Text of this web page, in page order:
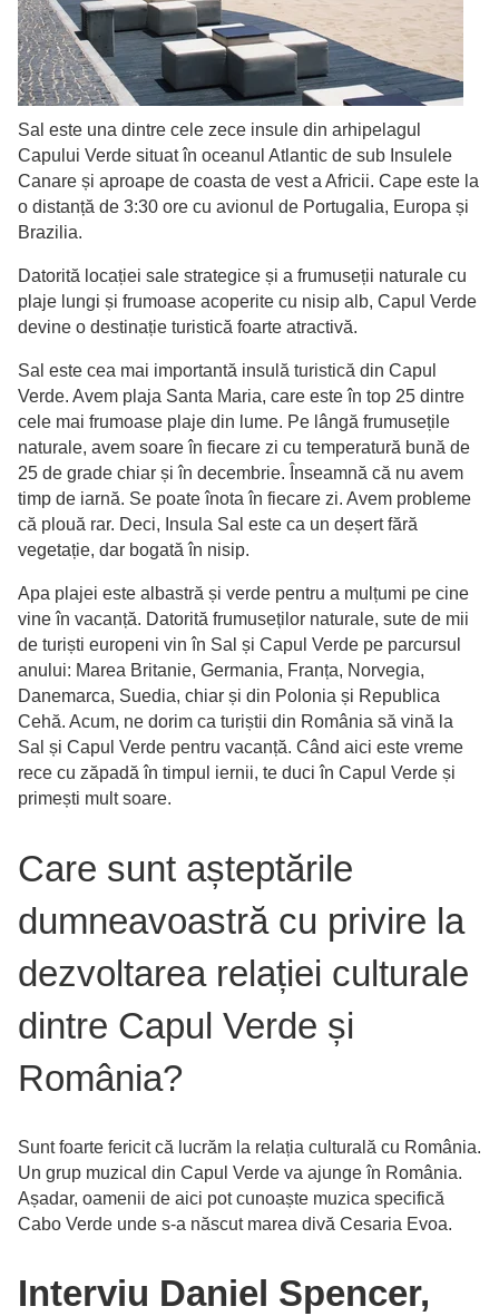
Sal este una dintre cele zece insule din arhipelagul
Capului Verde situat în oceanul Atlantic de sub Insulele
Canare și aproape de coasta de vest a Africii. Cape este la
o distanță de 3:30 ore cu avionul de Portugalia, Europa și
Brazilia.
Datorită locației sale strategice și a frumuseții naturale cu
plaje lungi și frumoase acoperite cu nisip alb, Capul Verde
devine o destinație turistică foarte atractivă.
Sal este cea mai importantă insulă turistică din Capul
Verde. Avem plaja Santa Maria, care este în top 25 dintre
cele mai frumoase plaje din lume. Pe lângă frumusețile
naturale, avem soare în fiecare zi cu temperatură bună de
25 de grade chiar și în decembrie. Înseamnă că nu avem
timp de iarnă. Se poate înota în fiecare zi. Avem probleme
că plouă rar. Deci, Insula Sal este ca un deșert fără
vegetație, dar bogată în nisip.
Apa plajei este albastră și verde pentru a mulțumi pe cine
vine în vacanță. Datorită frumuseților naturale, sute de mii
de turiști europeni vin în Sal și Capul Verde pe parcursul
anului: Marea Britanie, Germania, Franța, Norvegia,
Danemarca, Suedia, chiar și din Polonia și Republica
Cehă. Acum, ne dorim ca turiștii din România să vină la
Sal și Capul Verde pentru vacanță. Când aici este vreme
rece cu zăpadă în timpul iernii, te duci în Capul Verde și
primești mult soare.
Care sunt așteptările
dumneavoastră cu privire la
dezvoltarea relației culturale
dintre Capul Verde și
România?
Sunt foarte fericit că lucrăm la relația culturală cu România.
Un grup muzical din Capul Verde va ajunge în România.
Așadar, oamenii de aici pot cunoaște muzica specifică
Cabo Verde unde s-a născut marea divă Cesaria Evoa.
Interviu Daniel Spencer,